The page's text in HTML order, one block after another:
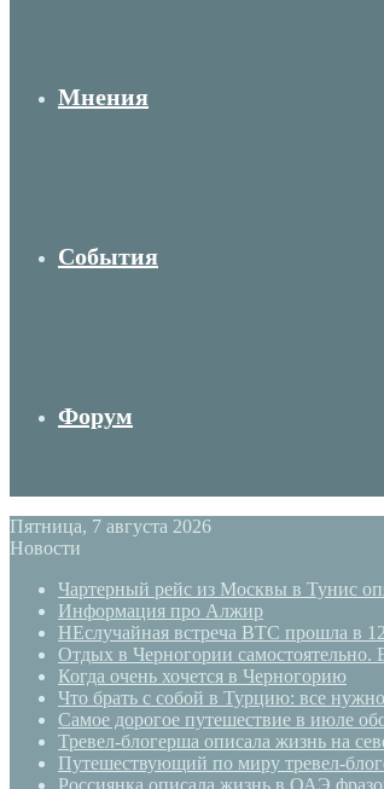
Мнения
События
Форум
Пятница, 7 августа 2026
Новости
Чартерный рейс из Москвы в Тунис
Информация про Алжир
НЕслучайная встреча BTC прошла в
Отдых в Черногории самостоятельно.
Когда очень хочется в Черногорию
Что брать с собой в Турцию: все
Самое дорогое путешествие в июле
Тревел-блогерша описала жизнь на
Путешествующий по миру тревел-
Россиянка описала жизнь в ОАЭ